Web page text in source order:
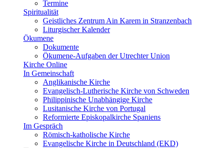
Termine
Spiritualität
Geistliches Zentrum Ain Karem in Stranzenbach
Liturgischer Kalender
Ökumene
Dokumente
Ökumene-Aufgaben der Utrechter Union
Kirche Online
In Gemeinschaft
Anglikanische Kirche
Evangelisch-Lutherische Kirche von Schweden
Philippinische Unabhängige Kirche
Lusitanische Kirche von Portugal
Reformierte Episkopalkirche Spaniens
Im Gespräch
Römisch-katholische Kirche
Evangelische Kirche in Deutschland (EKD)